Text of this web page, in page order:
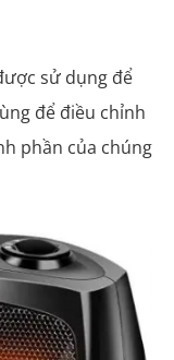
sử dụng để
để điều chỉnh
phần của chúng